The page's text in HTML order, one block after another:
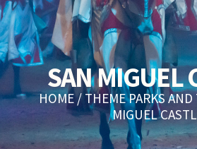
SAN MIGUEL
HOME/ THEME PARKS AND
MIGUEL